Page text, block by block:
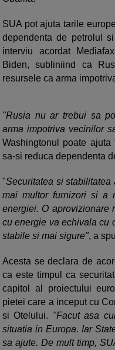
SUA pot ajuta tarile
dependenta de petrolul
interviu acordat
Biden, subliniind ca
resursele ca arma
"Rusia nu ar trebui sa
arma impotriva vecinilor
Washingtonul poate
sa-si reduca dependenta
"Securitatea si
mai multor furnizori si a
energiei. O aprovizionare
cu energie va echivala cu
stabile si mai sigure", a
Acesta se declara de
ca este timpul ca
capitol al proiectului
pietei care a inceput cu
si Otelului. "Facut asa
situatia in Europa. Iar
sa ajute. De mult timp,